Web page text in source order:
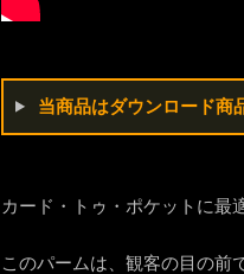
当商品はダウンロード商
カード・トゥ・ポケットに最
このパームは、観客の目の前